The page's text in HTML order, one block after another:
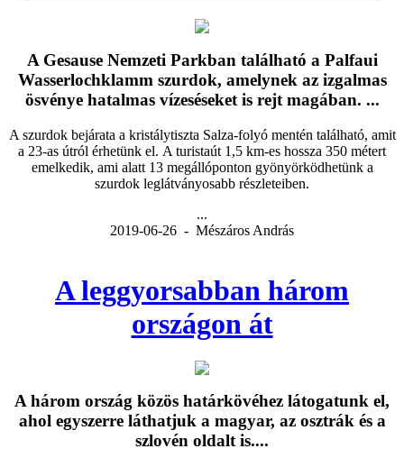
A Gesause Nemzeti Parkban található a Palfaui
Wasserlochklamm szurdok, amelynek az izgalmas
ösvénye hatalmas vízeséseket is rejt magában. ...
A szurdok bejárata a kristálytiszta Salza-folyó mentén található, amit
a 23-as útról érhetünk el. A turistaút 1,5 km-es hossza 350 métert
emelkedik, ami alatt 13 megállóponton gyönyörködhetünk a
szurdok leglátványosabb részleteiben.
...
2019-06-26 - Mészáros András
A leggyorsabban három
országon át
A három ország közös határkövéhez látogatunk el,
ahol egyszerre láthatjuk a magyar, az osztrák és a
szlovén oldalt is....